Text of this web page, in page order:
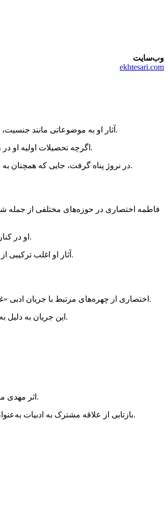
وب‌سایت
ekhtesari.com
آثار او به موضوعاتی مانند جنسیت، سکسوالیته، سانسور، مذهب، تبعید، آزادی هنری و حقوق زنان می‌پردازد و اغلب واقعیت‌های سیاسی معاصر را با فرم‌های کلاسیک شعر فارسی ترکیب می‌کند.
اگرچه تحصیلات اولیه او در زمینه مامایی بوده است، اما به‌واسطه فعالیت‌های ادبی و اجتماعی‌اش در حوزه حقوق زنان، آزادی بیان و عدالت اجتماعی در ایران به‌طور گسترده شناخته شد.
پس از زندان و فشارهای قضایی مرتبط با فعالیت‌های ادبی و اجتماعی‌اش، از ایران خارج شد و از طریق ICORN در نروژ پناه گرفت، جایی که همچنان به فعالیت‌های ادبی و فرهنگی خود ادامه می‌دهد.
فاطمه اختصاری در حوزه‌های مختلفی از جمله
او در کنار فعالیت‌های خلاقه خود، در زمینه ترجمه و همکاری‌های ادبی نیز نقش فعالی داشته و به معرفی ادبیات معاصر فارسی به مخاطبان بین‌المللی کمک کرده است.
آثار او اغلب ترکیبی از روایت شخصی و مسائل گسترده‌تر سیاسی و اجتماعی است و به ارتباط میان زندگی خصوصی، سرکوب عمومی، حافظه، جنسیت و مقاومت هنری می‌پردازد.
اختصاری از چهره‌های مرتبط با جریان ادبی «غزل پست‌مدرن» در ایران است؛ جریانی که سنت‌های کلاسیک شعر فارسی را برای بازتاب واقعیت‌های اجتماعی و سیاسی معاصر بازخوانی و بازتعریف می‌کند.
این جریان به دلیل به چالش کشیدن محدودیت‌های فرهنگی و طرح صریح‌تر موضوعاتی مانند جنسیت، سکسوالیته، خشونت، سانسور و زندگی روزمره در ایران معاصر شناخته شد.
اثر مهدی موسوی را به انگلیسی ترجمه کرده و در پروژه‌هایی مرتبط با آزادی بیان، تاریخ شفاهی، حقوق زنان و تبادل فرهنگی مشارکت داشته است.
همکاری او با Sic Publishing بازتابی از علاقه مشترک به ادبیات به‌عنوان نوعی روایت، ترجمه به‌عنوان پلی فرهنگی، و داستان‌گویی به‌عنوان ابزاری برای حفظ تجربه‌های زیسته در سطح بین‌المللی است.